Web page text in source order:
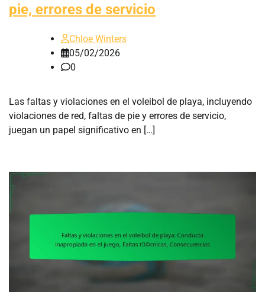
pie, errores de servicio
Chloe Winters
05/02/2026
0
Las faltas y violaciones en el voleibol de playa, incluyendo
violaciones de red, faltas de pie y errores de servicio,
juegan un papel significativo en […]